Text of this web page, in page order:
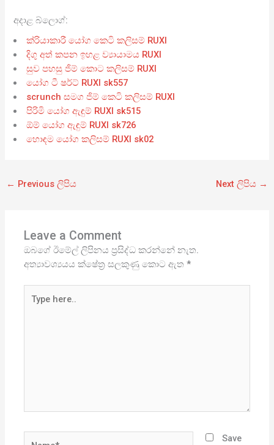
අදාළ බ්ලොග්:
ක්රියාකාරී යෝග කෙටි කලිසම් RUXI
දිගු අත් කපන ඉහළ ව්‍යායාමය RUXI
සුව පහසු ජිම් කොට කලිසම් RUXI
යෝග ටී ෂර්ට් RUXI sk557
scrunch සමග ජිම් කෙටි කලිසම් RUXI
පිරිමි යෝග ඇඳුම් RUXI sk515
ඕම් යෝග ඇඳුම් RUXI sk726
හොඳම යෝග කලිසම් RUXI sk02
← Previous ලිපිය Next ලිපිය →
Leave a Comment
ඔබගේ ඊමේල් ලිපිනය ප්‍රසිද්ධ කරන්නේ නැත.
අත්‍යාවශ්‍යයය ක්ෂේත්‍ර සලකුණු කොට ඇත*
here..
Save